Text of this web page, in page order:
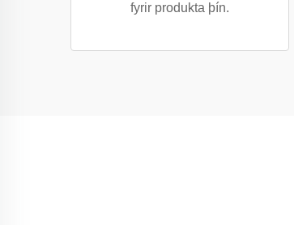
fyrir produkta þín.